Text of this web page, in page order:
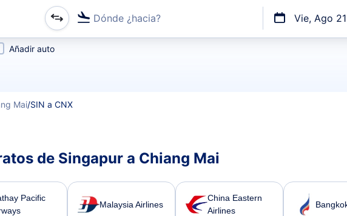
Dónde ¿hacia? Vie, Ago 21
o aeropuerto o por vuelos directos
Añadir auto
Mai/SIN a CNX
de Singapur a Chiang Mai
Pacific
Malaysia Airlines
China Eastern
Airlines